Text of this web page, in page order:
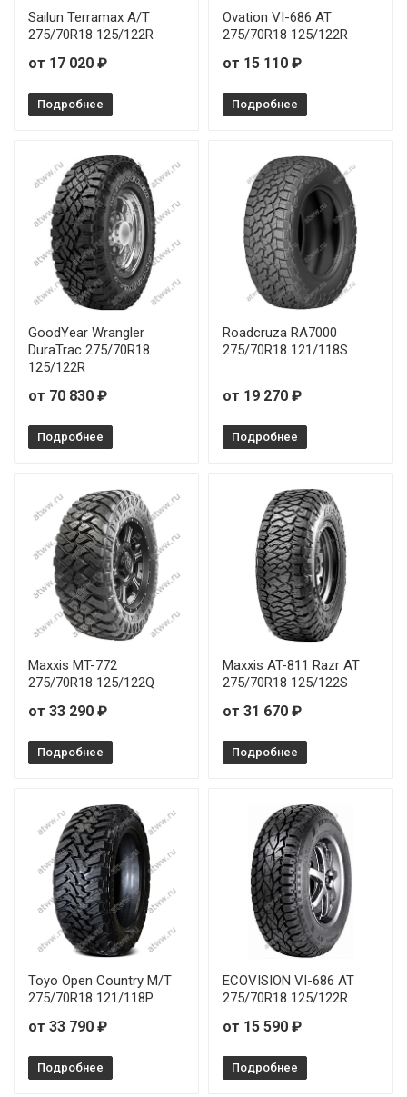
Sailun Terramax A/T
275/70R18 125/122R
от 17 020 ₽
Подробнее
Ovation VI-686 AT
275/70R18 125/122R
от 15 110 ₽
Подробнее
GoodYear Wrangler
DuraTrac 275/70R18
125/122R
от 70 830 ₽
Подробнее
Roadcruza RA7000
275/70R18 121/118S
от 19 270 ₽
Подробнее
Maxxis MT-772
275/70R18 125/122Q
от 33 290 ₽
Подробнее
Maxxis AT-811 Razr AT
275/70R18 125/122S
от 31 670 ₽
Подробнее
Toyo Open Country M/T
275/70R18 121/118P
от 33 790 ₽
Подробнее
ECOVISION VI-686 AT
275/70R18 125/122R
от 15 590 ₽
Подробнее